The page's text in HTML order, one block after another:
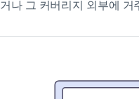
거나 그 커버리지 외부에